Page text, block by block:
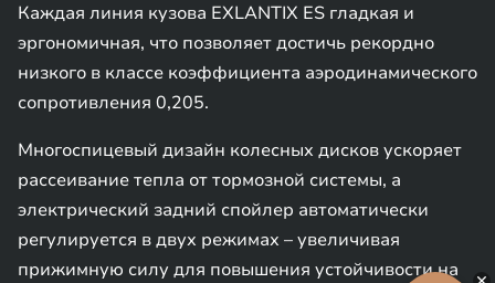
Каждая линия кузова EXLANTIX ES гладкая и
эргономичная, что позволяет достичь рекордно
низкого в классе коэффициента аэродинамического
сопротивления 0,205.
Многоспицевый дизайн колесных дисков ускоряет
рассеивание тепла от тормозной системы, а
электрический задний спойлер автоматически
регулируется в двух режимах – увеличивая
прижимную силу для повышения устойчивости на